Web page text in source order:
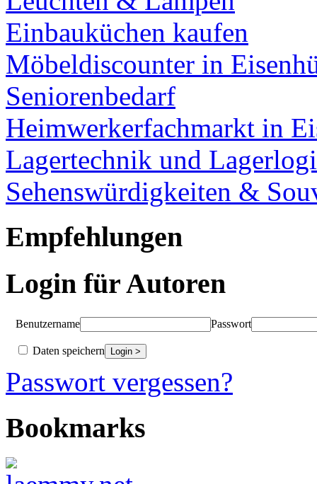
Einbauküchen kaufen
Möbeldiscounter in
Seniorenbedarf
Heimwerkerfachmarkt in
Lagertechnik und
Sehenswürdigkeiten &
Empfehlungen
Login für Autoren
Benutzername Passwort
Daten speichern
Passwort vergessen?
Bookmarks